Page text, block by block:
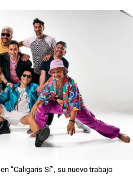
“Caligaris Sí”, su nuevo trabajo